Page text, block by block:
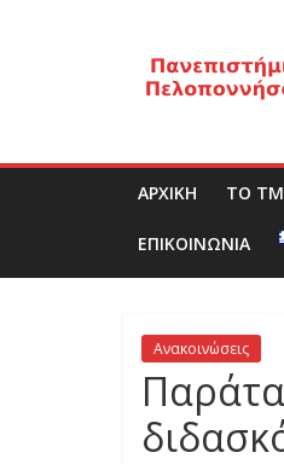
Τ
ή
μ
α
Δ
ΑΡΧΙΚΗ ΤΟ
ΕΠΙΚΟΙΝΩΝΙΑ
Ανακοινώσεις